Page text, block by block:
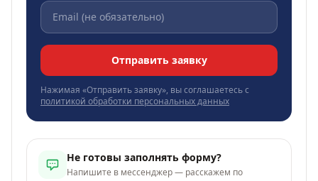
Отправить заявку
Нажимая «Отправить заявку», вы соглашаетесь с
политикой обработки персональных данных
Не готовы заполнять форму?
Напишите в мессенджер — расскажем по